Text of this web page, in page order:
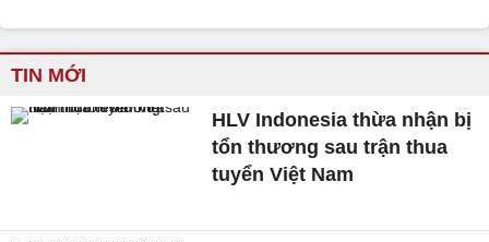
TIN MỚI
HLV Indonesia thừa nhận bị
tổn thương sau trận thua
tuyển Việt Nam